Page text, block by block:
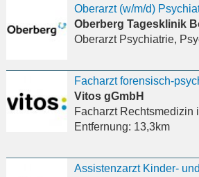
Oberberg Tagesklinik
Vitos gGmbH
Facharzt Rechtsmedizin
Entfernung: 13,3km